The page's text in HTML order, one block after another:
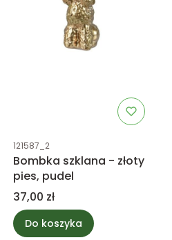
Kod produktu
121587_2
Bombka szklana - złoty
pies, pudel
Cena
37,00 zł
Do koszyka